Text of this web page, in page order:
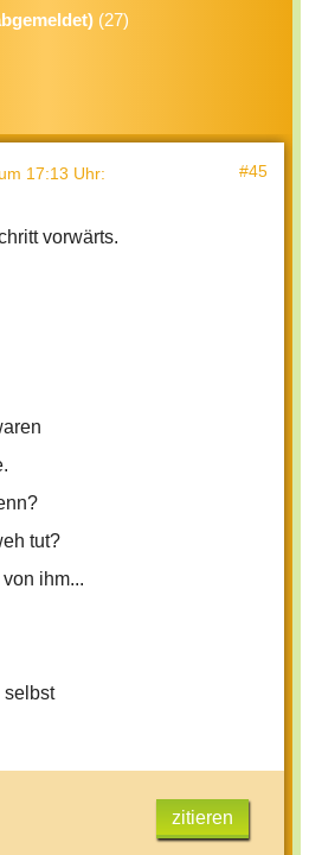
(27)
17:13 Uhr: #45
vorwärts.
tut?
ihm...
selbst
zitieren